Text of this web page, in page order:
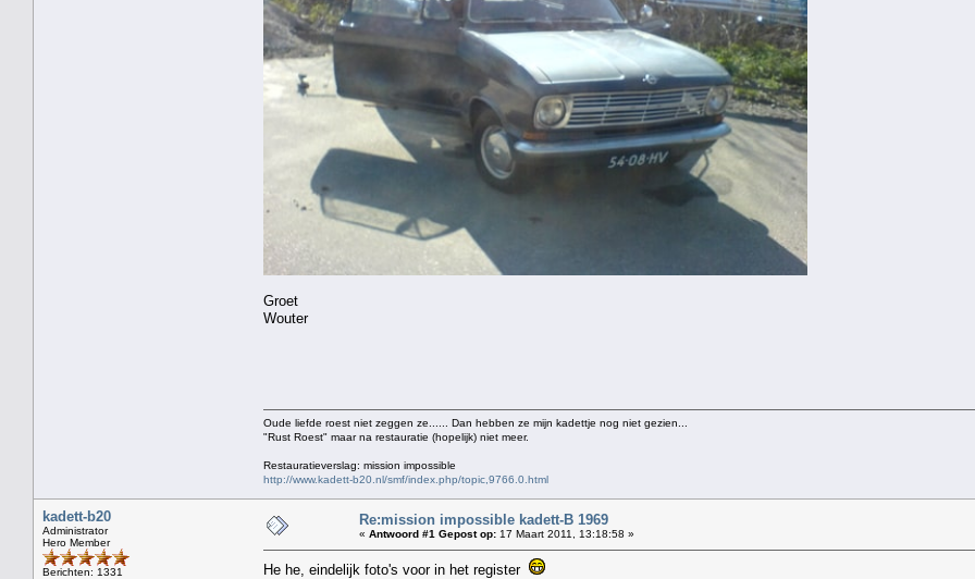
Groet
Wouter
Oude liefde roest niet zeggen ze...... Dan hebben ze mijn kadettje nog niet gezien...
"Rust Roest" maar na restauratie (hopelijk) niet meer.
Restauratieverslag: mission impossible
http://www.kadett-b20.nl/smf/index.php/topic,9766.0.html
kadett-b20
Administrator
Hero Member
Berichten: 1331
Re:mission impossible kadett-B 1969
« Antwoord #1 Gepost op: 17 Maart 2011, 13:18:58 »
He he, eindelijk foto's voor in het register